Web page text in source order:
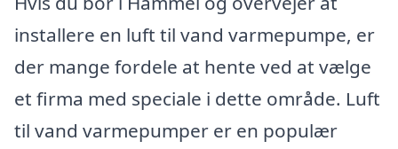
installere en luft til vand varmepumpe, er
der mange fordele at hente ved at vælge
et firma med speciale i dette område. Luft
til vand varmepumper er en populær